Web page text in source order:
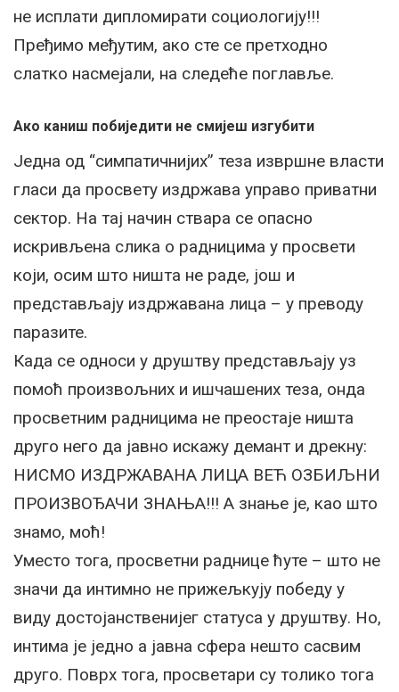
не исплати дипломирати социологију!!!
Пређимо међутим, ако сте се претходно
слатко насмејали, на следеће поглавље.
Ако каниш побиједити не смијеш изгубити
Једна од “симпатичнијих” теза извршне власти
гласи да просвету издржава управо приватни
сектор. На тај начин ствара се опасно
искривљена слика о радницима у просвети
који, осим што ништа не раде, још и
представљају издржавана лица – у преводу
паразите.
Када се односи у друштву представљају уз
помоћ произвољних и ишчашених теза, онда
просветним радницима не преостаје ништа
друго него да јавно искажу демант и дрекну:
НИСМО ИЗДРЖАВАНА ЛИЦА ВЕЋ ОЗБИЉНИ
ПРОИЗВОЂАЧИ ЗНАЊА!!! А знање је, као што
знамо, моћ!
Уместо тога, просветни раднице ћуте – што не
значи да интимно не прижељкују победу у
виду достојанственијег статуса у друштву. Но,
интима је једно а јавна сфера нешто сасвим
друго. Поврх тога, просветари су толико тога